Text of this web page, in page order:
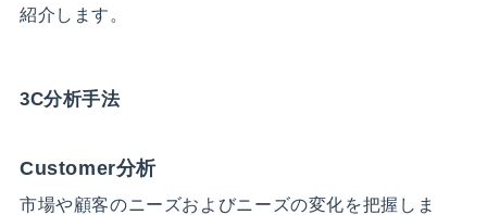
紹介します。
3C分析手法
Customer分析
市場や顧客のニーズおよびニーズの変化を把握しま